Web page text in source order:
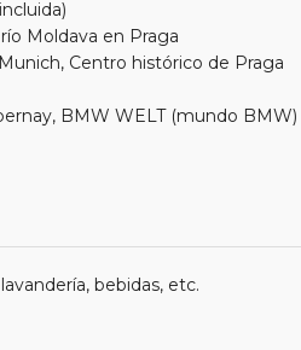
Moldava en Praga
Centro histórico de Praga
BMW WELT (mundo
bebidas, etc.